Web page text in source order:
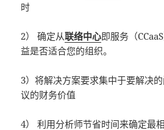
时
2） 确定从联络中心即服务（
益是否适合您的组织。
3）将解决方案要求集中于要解决
议的财务价值
4） 利用分析师节省时间来确定最